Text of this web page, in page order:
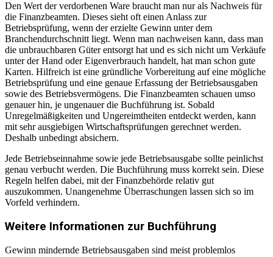
Den Wert der verdorbenen Ware braucht man nur als Nachweis für
die Finanzbeamten. Dieses sieht oft einen Anlass zur
Betriebsprüfung, wenn der erzielte Gewinn unter dem
Branchendurchschnitt liegt. Wenn man nachweisen kann, dass man
die unbrauchbaren Güter entsorgt hat und es sich nicht um Verkäufe
unter der Hand oder Eigenverbrauch handelt, hat man schon gute
Karten. Hilfreich ist eine gründliche Vorbereitung auf eine mögliche
Betriebsprüfung und eine genaue Erfassung der Betriebsausgaben
sowie des Betriebsvermögens. Die Finanzbeamten schauen umso
genauer hin, je ungenauer die Buchführung ist. Sobald
Unregelmäßigkeiten und Ungereimtheiten entdeckt werden, kann
mit sehr ausgiebigen Wirtschaftsprüfungen gerechnet werden.
Deshalb unbedingt absichern.
Jede Betriebseinnahme sowie jede Betriebsausgabe sollte peinlichst
genau verbucht werden. Die Buchführung muss korrekt sein. Diese
Regeln helfen dabei, mit der Finanzbehörde relativ gut
auszukommen. Unangenehme Überraschungen lassen sich so im
Vorfeld verhindern.
Weitere Informationen zur Buchführung
Gewinn mindernde Betriebsausgaben sind meist problemlos